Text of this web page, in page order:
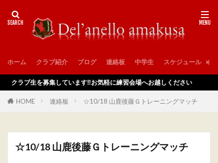
ホーム クラブ紹介 ブログ 連絡板 中学生 スケジュール
ブ生を募集しています‼️お気軽に練習会場へお越しください
HOME 連絡板 ☆10/18 山鹿後藤Ｇトレーニングマッチ
☆10/18 山鹿後藤Ｇトレーニングマッチ